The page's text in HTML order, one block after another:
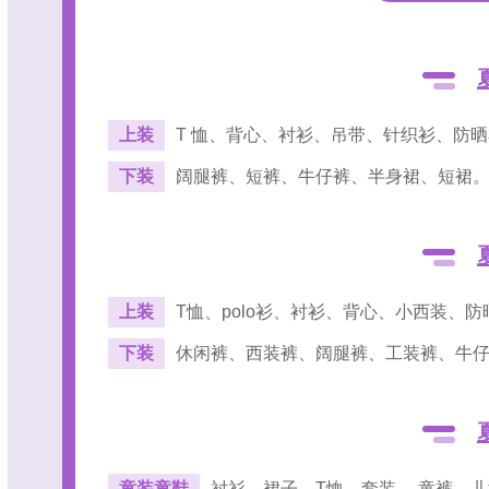
上装 T 恤、背心、衬衫、吊带、针织衫、防
下装 阔腿裤、短裤、牛仔裤、半身裙、短裙。
上装 T恤、polo衫、衬衫、背心、小西装、防
下装 休闲裤、西装裤、阔腿裤、工装裤、牛